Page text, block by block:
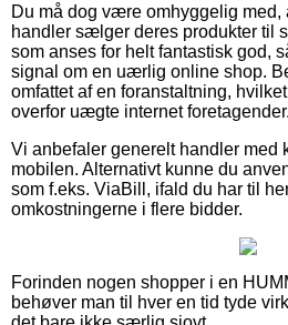
Du må dog være omhyggelig med,
handler sælger deres produkter til
som anses for helt fantastisk god,
signal om en uærlig online shop.
omfattet af en foranstaltning,
overfor uægte internet foretagender.
Vi anbefaler generelt handler med
mobilen. Alternativt kunne du
som f.eks. ViaBill, ifald du har til
omkostningerne i flere bidder.
Forinden nogen shopper i en
behøver man til hver en tid tyde